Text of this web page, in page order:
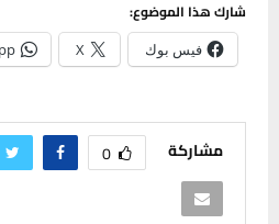
شارك هذا الموضوع:
فيس بوك X
مشاركة 0